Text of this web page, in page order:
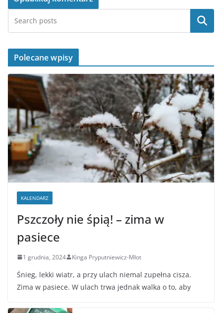
Szukaj
Polecane wpisy
KALENDARZ
Pszczoły nie śpią! – zima w
pasiece
1 grudnia, 2024 Kinga Pryputniewicz-Młot
Śnieg, lekki wiatr, a przy ulach niemal zupełna cisza.
Zima w pasiece. W ulach trwa jednak walka o to, aby